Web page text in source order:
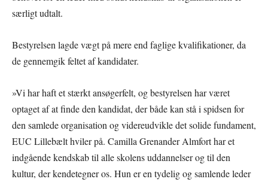
særligt udtalt.
Bestyrelsen lagde vægt på mere end faglige kvalifikationer, da
de gennemgik feltet af kandidater.
»Vi har haft et stærkt ansøgerfelt, og bestyrelsen har været
optaget af at finde den kandidat, der både kan stå i spidsen for
den samlede organisation og videreudvikle det solide fundament,
EUC Lillebælt hviler på. Camilla Grenander Almfort har et
indgående kendskab til alle skolens uddannelser og til den
kultur, der kendetegner os. Hun er en tydelig og samlende leder